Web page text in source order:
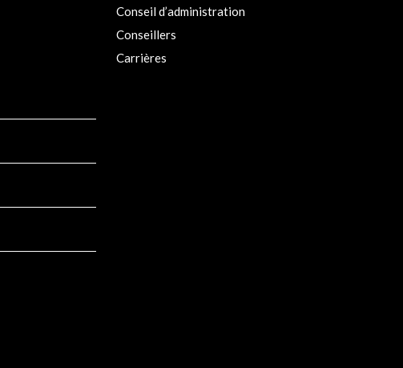
Conseil d’administration
Conseillers
Carrières